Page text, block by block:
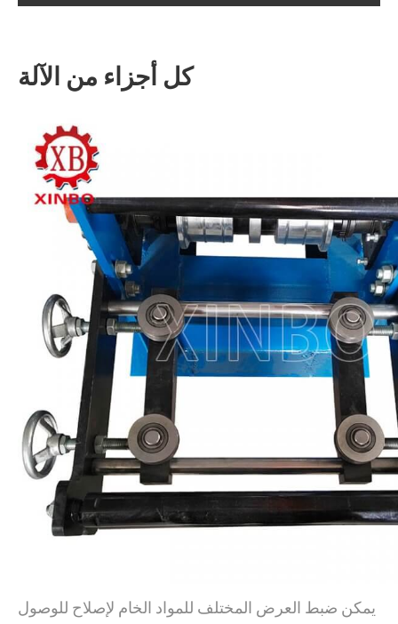
كل أجزاء من الآلة
يمكن ضبط العرض المختلف للمواد الخام لإصلاح للوصول